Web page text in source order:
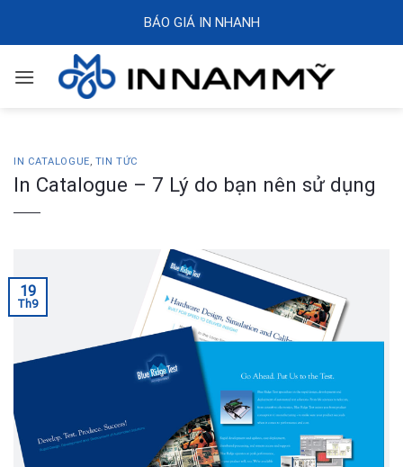
BÁO GIÁ IN NHANH
IN CATALOGUE, TIN TỨC
In Catalogue – 7 Lý do bạn nên sử dụng
19
Th9